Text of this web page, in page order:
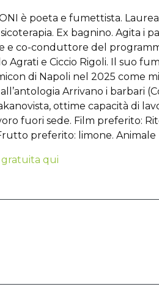
è poeta e fumettista.
Ex bagnino. Agita i
e co-conduttore del
Agrati e Ciccio Rigoli. Il suo
di Napoli nel 2025 come
Arrivano i barbari
ottime capacità di
fuori sede. Film preferito:
preferito: limone. Animale
qui